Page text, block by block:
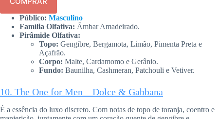
Público: Masculino
Família Olfativa: Âmbar Amadeirado.
Pirâmide Olfativa:
Topo: Gengibre, Bergamota, Limão, Pimenta Preta e
Açafrão.
Corpo: Malte, Cardamomo e Gerânio.
Fundo: Baunilha, Cashmeran, Patchouli e Vetiver.
10. The One for Men – Dolce & Gabbana
É a essência do luxo discreto. Com notas de topo de toranja, coentro e